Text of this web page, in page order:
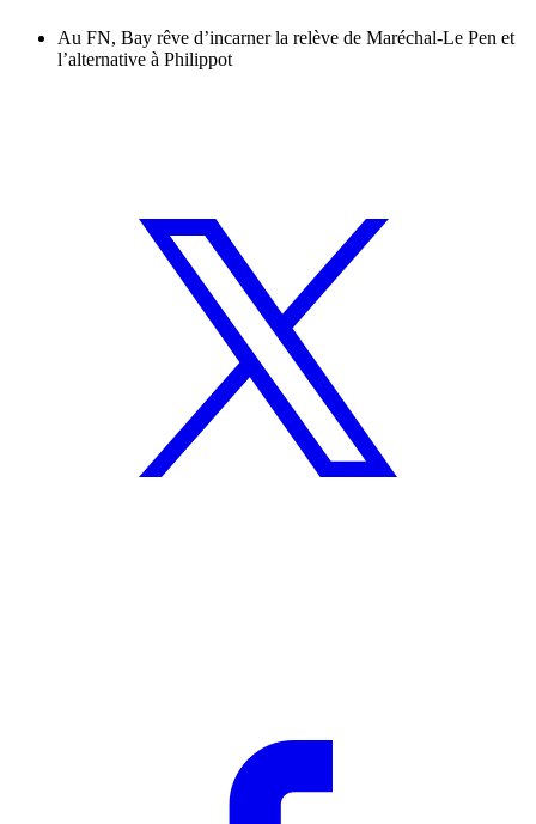
Au FN, Bay rêve d’incarner la relève de Maréchal-Le Pen et
l’alternative à Philippot